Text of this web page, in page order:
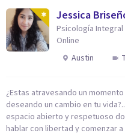
conflictos de pareja. Ha trabajado con pacientes
en diferentes países,
complejos. Su enfoque
diferencia por una premisa clara:
síntoma, trabaja la raíz que lo
reprocesamiento de heridas de
reestructuración cognitiva
permitiendo transformar
y decisiones desde su origen. Si buscas un
Jessica
Psicología
Online
Austin
¿Estas atravesando un
deseando un cambio en tu
espacio abierto y respetuoso
hablar con libertad y comenzar